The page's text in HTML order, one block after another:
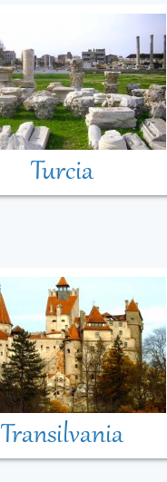
Turcia
Transilvania